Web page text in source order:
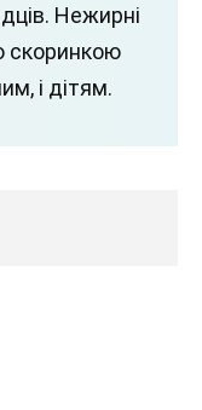
Нежирні
скоринкою
і дітям.